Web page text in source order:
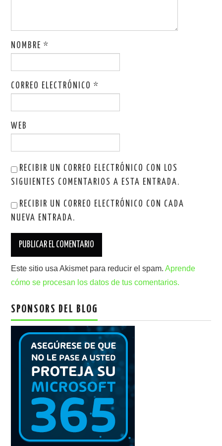
NOMBRE*
CORREO ELECTRÓNICO*
WEB
RECIBIR UN CORREO ELECTRÓNICO CON LOS
SIGUIENTES COMENTARIOS A ESTA ENTRADA.
RECIBIR UN CORREO ELECTRÓNICO CON CADA
NUEVA ENTRADA.
Este sitio usa Akismet para reducir el spam.Aprende
cómo se procesan los datos de tus comentarios.
SPONSORS DEL BLOG